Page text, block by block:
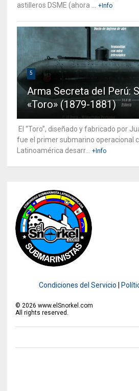
astilleros DSME (ahora ...
+Info
5
Arma Secreta del Perú:
«Toro» (1879-1881)
El “Toro”, diseñado y fabricado por
fue el primer submarino operacional
Latinoamérica desarr...
+Info
Condiciones del Servicio
©2026 www.elSnorkel.com
All rights reserved.